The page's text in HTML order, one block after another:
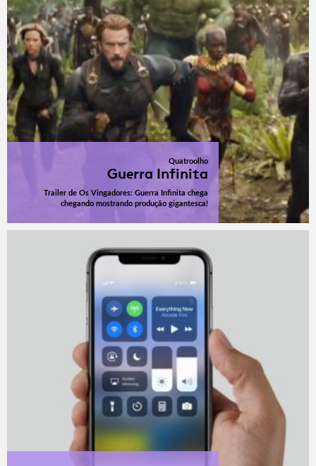
Quatroolho
Guerra Infinita
Trailer de Os Vingadores: Guerra Infinita chega
chegando mostrando produção gigantesca!